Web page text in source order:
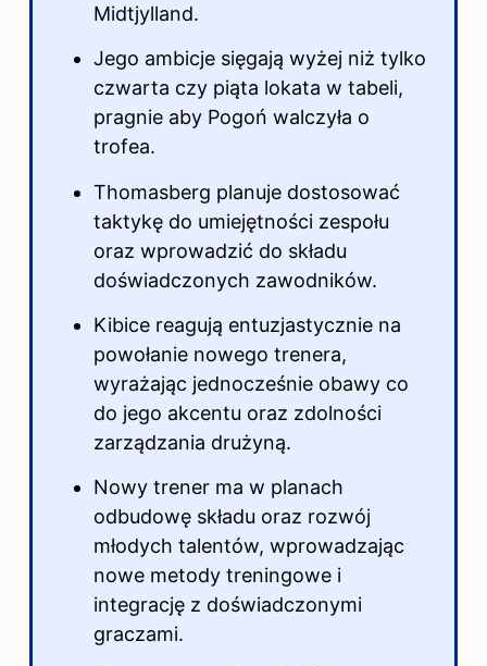
Midtjylland.
Jego ambicje sięgają wyżej niż tylko
czwarta czy piąta lokata w tabeli,
pragnie aby Pogoń walczyła o
trofea.
Thomasberg planuje dostosować
taktykę do umiejętności zespołu
oraz wprowadzić do składu
doświadczonych zawodników.
Kibice reagują entuzjastycznie na
powołanie nowego trenera,
wyrażając jednocześnie obawy co
do jego akcentu oraz zdolności
zarządzania drużyną.
Nowy trener ma w planach
odbudowę składu oraz rozwój
młodych talentów, wprowadzając
nowe metody treningowe i
integrację z doświadczonymi
graczami.